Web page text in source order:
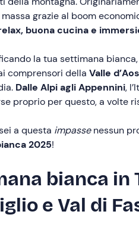
grazie al boom
buona cucina e
la tua settimana
comprensori della Valle
Dalle Alpi agli Appennini,
proprio per questo, a volte
a questa impassenessun
2025!
bianca in
e Val di